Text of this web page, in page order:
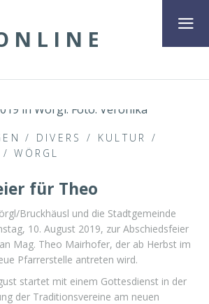
/ DIVERS / KULTUR
/
/WÖRGL
für Theo
Bruckhäusl und die Stadtgemeinde
10. August 2019, zur Abschiedsfeier
Mag. Theo Mairhofer, der ab Herbst im
Pfarrerstelle antreten wird.
startet mit einem Gottesdienst in der
der Traditionsvereine am neuen